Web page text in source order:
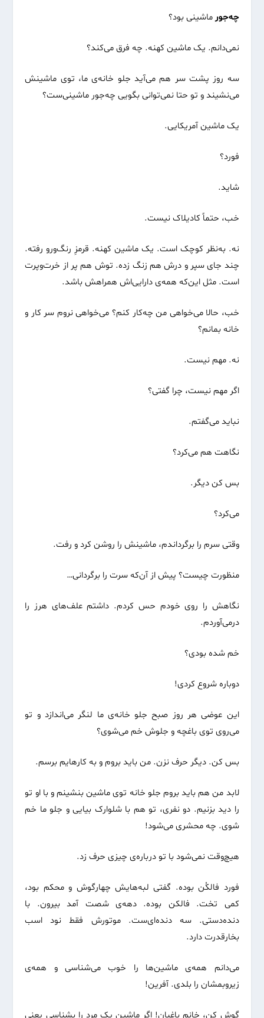
چه‌جورماشینی بود؟
نمی‌دانم. یک ماشین کهنه. چه فرق می‌کند؟
سه روز پشت سر هم می‌آید جلو خانه‌ی ما، توی ماشینش
می‌نشیند و تو حتا نمی‌توانی بگویی چه‌جور ماشینی‌ست؟
یک ماشین آمریکایی.
فورد؟
شاید.
خب، حتماً کادیلاک نیست.
نه. به‌نظر کوچک است. یک ماشین کهنه. قرمزِ رنگ‌ورو رفته.
چند جای سپر و درش هم زنگ زده. توش هم پر از خرت‌وپرت
است. مثل این‌که همه‌ی دارایی‌اش همراهش باشد.
خب، حالا می‌خواهی من چه‌کار کنم؟ می‌خواهی نروم سر کار و
خانه بمانم؟
نه. مهم نیست.
اگر مهم نیست، چرا گفتی؟
نباید می‌گفتم.
نگاهت هم می‌کرد؟
بس کن دیگر.
می‌کرد؟
وقتی سرم را برگرداندم، ماشینش را روشن کرد و رفت.
منظورت چیست؟ پیش از آن‌که سرت را برگردانی…
نگاهش را روی خودم حس کردم. داشتم علف‌های هرز را
درمی‌آوردم.
خم شده بودی؟
دوباره شروع کردی!
این عوضی هر روز صبح جلو خانه‌ی ما لنگر می‌اندازد و تو
می‌روی توی باغچه و جلوش خم می‌شوی؟
بس کن. دیگر حرف نزن. من باید بروم و به کارهایم برسم.
لابد من هم باید بروم جلو خانه توی ماشین بنشینم و با او تو
را دید بزنیم. دو نفری، تو هم با شلوارک بیایی و جلو ما خم
شوی. چه محشری می‌شود!
هیچ‌وقت نمی‌شود با تو درباره‌ی چیزی حرف زد.
فورد فالکُن بوده. گفتی لبه‌هایش چهارگوش و محکم بود،
کمی تخت. فالکن بوده. دهه‌ی شصت آمد بیرون. با
دنده‌دستی. سه دنده‌ای‌ست. موتورش فقط نود اسب
بخارقدرت دارد.
می‌دانم همه‌ی ماشین‌ها را خوب می‌شناسی و همه‌ی
زیروبمشان را بلدی. آفرین!
گوش کن، خانم باغبان! اگر ماشین یک مرد را بشناسی یعنی